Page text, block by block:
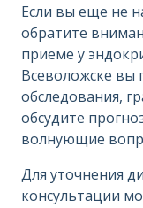
Если вы еще не
обратите
приеме у
Всеволожске вы
обследования,
обсудите
волнующие
Для уточнения
консультации